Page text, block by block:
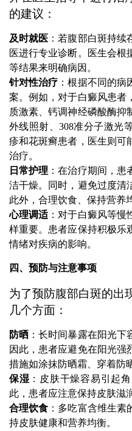
的建议：
及时就医 ：若腹部白斑持
医进行专业诊断。医生会根
等结果来明确病因。
针对性治疗 ：根据不同的
案。例如，对于白癜风患者
质激素、钙调神经磷酸酶抑
外线照射、308准分子激光
疹和花斑癣患者，医生则可
治疗。
日常护理 ：在治疗期间，
洁干燥。同时，避免过度清
此外，合理饮食、保持营养
心理调适 ：对于白癜风等慢
样重要。患者应保持积极乐
情绪对疾病的影响。
四、预防与注意事项
为了预防腹部白斑的出
几个方面：
防晒 ：长时间暴露在阳光下
因此，患者应避免在阳光强
措施如涂抹防晒霜、穿着防
保湿 ：皮肤干燥容易引起
此，患者应注意保持皮肤滋
合理饮食 ：多吃富含维生
持皮肤健康和营养均衡。